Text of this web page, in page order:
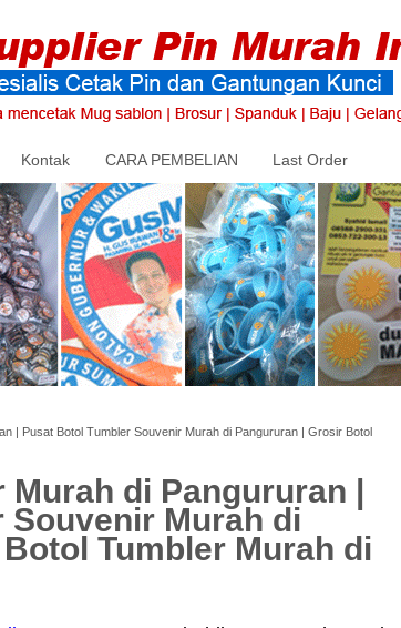
Kontak CARA PEMBELIAN Last Order
| Pusat Botol Tumbler Souvenir Murah di Pangururan | Grosir Botol
di Pangururan |
Souvenir Murah di
Tumbler Murah di